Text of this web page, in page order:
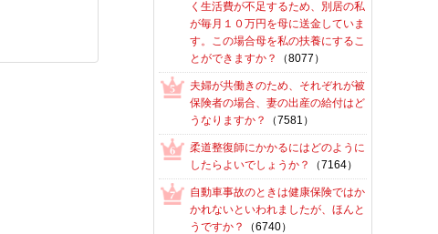
く生活費が不足するため、別居の私
が毎月１０万円を母に送金していま
す。この場合母を私の扶養にするこ
とができますか？
（8077）
夫婦が共働きのため、それぞれが被
保険者の場合、妻の出産の給付はど
うなりますか？
（7581）
柔道整復師にかかるにはどのように
したらよいでしょうか？
（7164）
自動車事故のときは健康保険ではか
かれないといわれましたが、ほんと
うですか？
（6740）